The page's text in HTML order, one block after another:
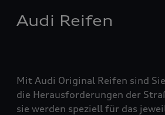
Audi Reifen
Mit Audi Original Reifen sind
die Herausforderungen der
sie werden speziell für das